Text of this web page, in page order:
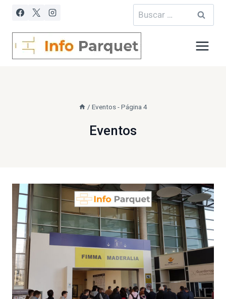
Saltar
contenido
Buscar:
/ Eventos- Página 4
Eventos